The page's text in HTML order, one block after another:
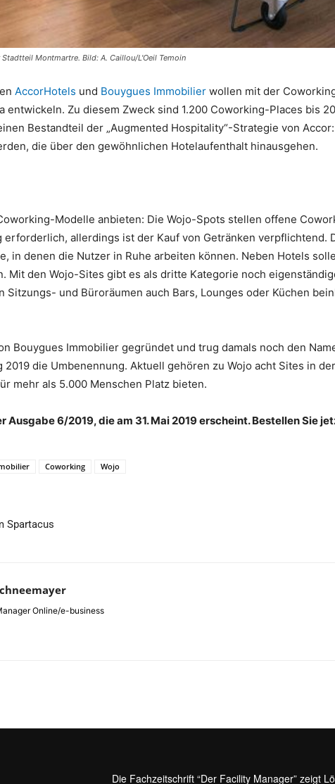
Montmartre. Bild: A. Caillou/L'Oeil Temoin
AccorHotels und Bouygues Immobilier wollen mit der
entwickeln. Zu diesem Zweck sind 1.200 Coworking-Places bis
Bestandteil der „Augmented Hospitality“-Strategie von
die über den gewöhnlichen Hotelaufenthalt hinausgehen.
Modelle anbieten: Die Wojo-Spots stellen offene
erforderlich, allerdings ist der Kauf von Getränken
in denen die Nutzer in Ruhe arbeiten können. Neben Hotels
Mit den Wojo-Sites gibt es als dritte Kategorie noch
Sitzungs- und Büroräumen auch Bars, Lounges oder Küchen
Bouygues Immobilier gegründet und trug damals noch den
die Umbenennung. Aktuell gehören zu Wojo acht Sites in
mehr als 5.000 Menschen Platz bieten.
Ausgabe 6/2019, die am 31. Mai 2019 erscheint. Bestellen Sie
Coworking Wojo
Spartacus
Online/e-business
Die Fachzeitschrift “Der Facility Manager” zeigt